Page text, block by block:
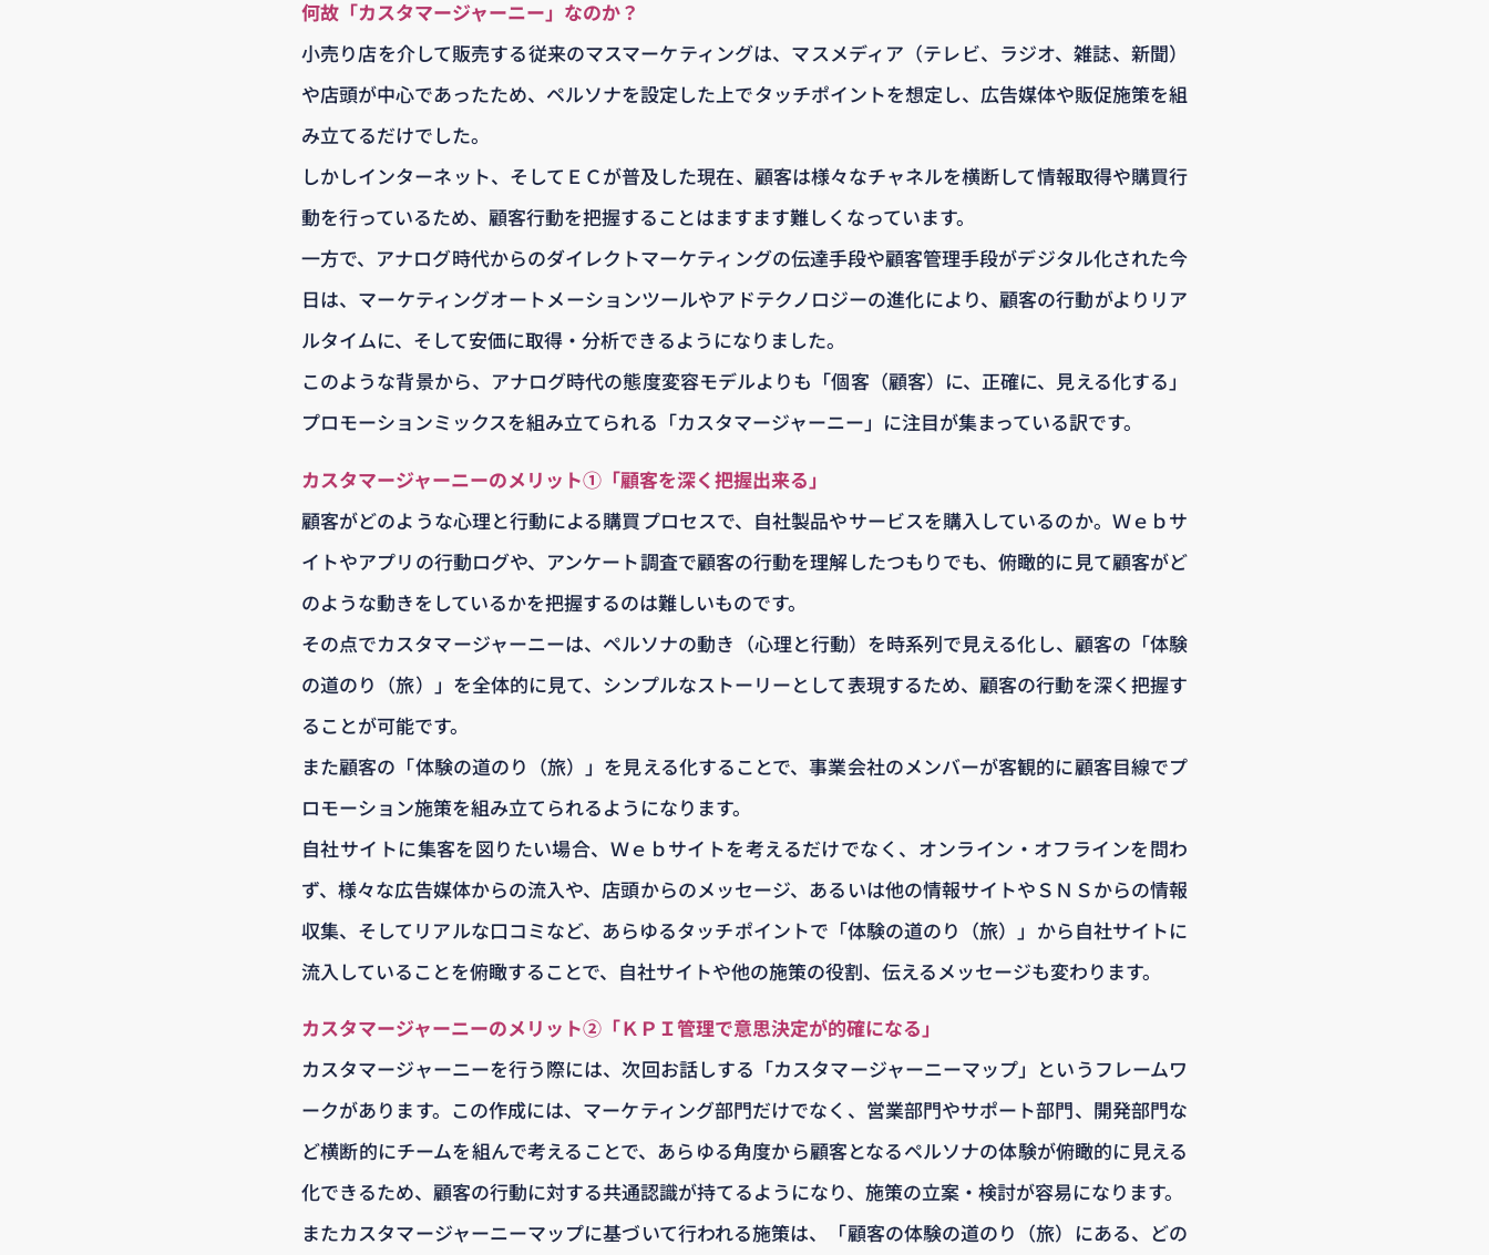
何故「カスタマージャーニー」なのか？
小売り店を介して販売する従来のマスマーケティングは、マスメディア（テレビ、ラジオ、雑誌、新聞）
や店頭が中心であったため、ペルソナを設定した上でタッチポイントを想定し、広告媒体や販促施策を組
み立てるだけでした。
しかしインターネット、そしてＥＣが普及した現在、顧客は様々なチャネルを横断して情報取得や購買行
動を行っているため、顧客行動を把握することはますます難しくなっています。
一方で、アナログ時代からのダイレクトマーケティングの伝達手段や顧客管理手段がデジタル化された今
日は、マーケティングオートメーションツールやアドテクノロジーの進化により、顧客の行動がよりリア
ルタイムに、そして安価に取得・分析できるようになりました。
このような背景から、アナログ時代の態度変容モデルよりも「個客（顧客）に、正確に、見える化する」
プロモーションミックスを組み立てられる「カスタマージャーニー」に注目が集まっている訳です。
カスタマージャーニーのメリット①「顧客を深く把握出来る」
顧客がどのような心理と行動による購買プロセスで、自社製品やサービスを購入しているのか。Ｗｅｂサ
イトやアプリの行動ログや、アンケート調査で顧客の行動を理解したつもりでも、俯瞰的に見て顧客がど
のような動きをしているかを把握するのは難しいものです。
その点でカスタマージャーニーは、ペルソナの動き（心理と行動）を時系列で見える化し、顧客の「体験
の道のり（旅）」を全体的に見て、シンプルなストーリーとして表現するため、顧客の行動を深く把握す
ることが可能です。
また顧客の「体験の道のり（旅）」を見える化することで、事業会社のメンバーが客観的に顧客目線でプ
ロモーション施策を組み立てられるようになります。
自社サイトに集客を図りたい場合、Ｗｅｂサイトを考えるだけでなく、オンライン・オフラインを問わ
ず、様々な広告媒体からの流入や、店頭からのメッセージ、あるいは他の情報サイトやＳＮＳからの情報
収集、そしてリアルな口コミなど、あらゆるタッチポイントで「体験の道のり（旅）」から自社サイトに
流入していることを俯瞰することで、自社サイトや他の施策の役割、伝えるメッセージも変わります。
カスタマージャーニーのメリット②「ＫＰＩ管理で意思決定が的確になる」
カスタマージャーニーを行う際には、次回お話しする「カスタマージャーニーマップ」というフレームワ
ークがあります。この作成には、マーケティング部門だけでなく、営業部門やサポート部門、開発部門な
ど横断的にチームを組んで考えることで、あらゆる角度から顧客となるペルソナの体験が俯瞰的に見える
化できるため、顧客の行動に対する共通認識が持てるようになり、施策の立案・検討が容易になります。
またカスタマージャーニーマップに基づいて行われる施策は、「顧客の体験の道のり（旅）にある、どの